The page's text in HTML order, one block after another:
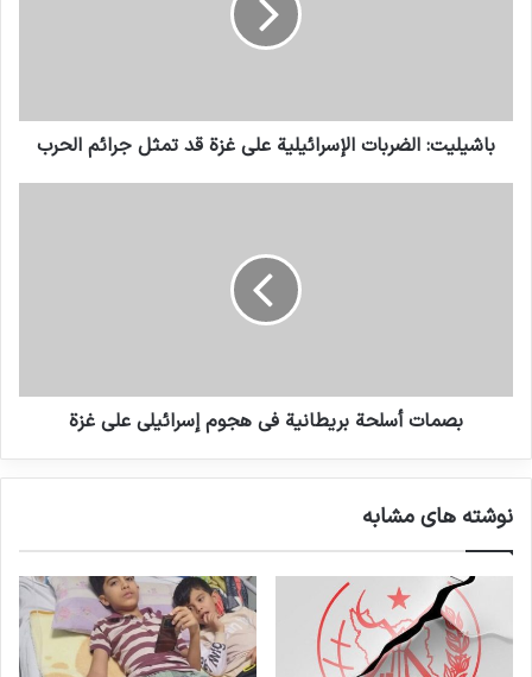
مستوى الوعي العام للنساء ضحايا
باشيليت: الضربات الإسرائيلية على غزة قد تمثل جرائم الحرب
بصمات أسلحة بريطانية في هجوم إسرائيلي على غزة
نوشته های مشابه